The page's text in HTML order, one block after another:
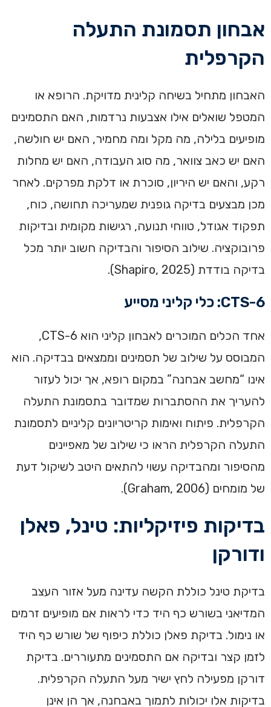
אבחון תסמונת התעלה
הקרפלית
האבחון מתחיל בשיחה קלינית מדויקת. הרופא או
המטפל שואלים אילו אצבעות נרדמות, האם התסמינים
מופיעים בלילה, מה מקל ומה מחמיר, האם יש חולשה,
האם יש כאב צוואר, מה סוג העבודה, האם יש מחלות
רקע, והאם יש היריון, סוכרת או דלקת מפרקים. לאחר
מכן מבצעים בדיקה גופנית שמעריכה תחושה, כוח,
תפקוד אגודל, טווחי תנועה, רגישות מקומית ובדיקות
פרובוקציה. שילוב הסיפור והבדיקה חשוב יותר מכל
בדיקה בודדת (Shapiro, 2025).
CTS-6: כלי קליני מסייע
אחד הכלים המוכרים לאבחון קליני הוא CTS-6,
המבוסס על שילוב של תסמינים וממצאים בבדיקה. הוא
אינו “מחשב אבחנה” במקום רופא, אך יכול לעזור
להעריך את ההסתברות שמדובר בתסמונת התעלה
הקרפלית. פיתוח ואימות קריטריונים קליניים לתסמונת
התעלה הקרפלית הראו כי שילוב של מאפיינים
מהסיפור ומהבדיקה עשוי להתאים היטב לשיקול דעת
של מומחים (Graham, 2006).
בדיקות פיזיקליות: טינל, פאלן
ודורקן
בדיקת טינל כוללת הקשה עדינה מעל אזור העצב
המדיאני בשורש כף היד כדי לראות אם מופיעים זרמים
או נימול. בדיקת פאלן כוללת כיפוף של שורש כף היד
לזמן קצר ובדיקה אם התסמינים מתעוררים. בדיקת
דורקן מפעילה לחץ ישיר מעל התעלה הקרפלית.
בדיקות אלו יכולות לתמוך באבחנה, אך הן אינן